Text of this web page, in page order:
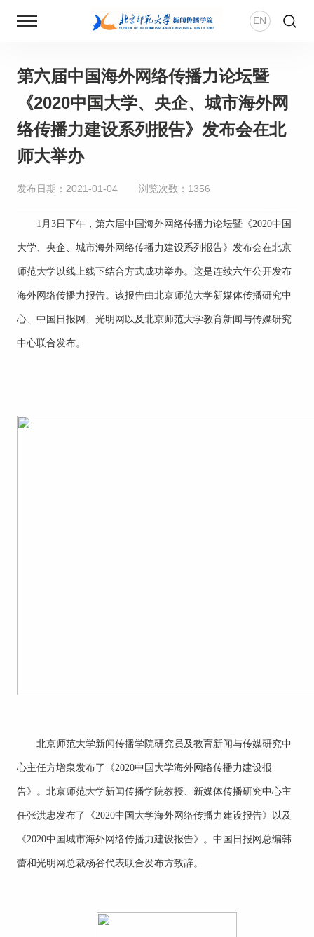
首页
学院概况
新传风华
人才培养
招生就业
EN
第六届中国海外网络传播力论坛暨
《2020中国大学、央企、城市海外网
络传播力建设系列报告》发布会在北
师大举办
发布日期：2021-01-04 浏览次数： 1356
1月3日下午，第六届中国海外网络传播力论坛暨《2020中国
大学、央企、城市海外网络传播力建设系列报告》发布会在北京
师范大学以线上线下结合方式成功举办。这是连续六年公开发布
海外网络传播力报告。该报告由北京师范大学新媒体传播研究中
心、中国日报网、光明网以及北京师范大学教育新闻与传媒研究
中心联合发布。
北京师范大学新闻传播学院研究员及教育新闻与传媒研究中
心主任方增泉发布了《2020中国大学海外网络传播力建设报
告》。北京师范大学新闻传播学院教授、新媒体传播研究中心主
任张洪忠发布了《2020中国大学海外网络传播力建设报告》以及
《2020中国城市海外网络传播力建设报告》。中国日报网总编韩
蕾和光明网总裁杨谷代表联合发布方致辞。